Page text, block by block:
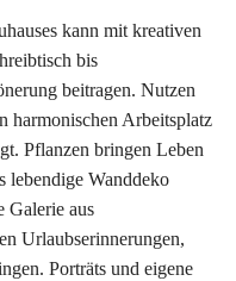
kann mit kreativen
bis
beitragen. Nutzen
harmonischen Arbeitsplatz
Pflanzen bringen Leben
lebendige Wanddeko
Galerie aus
Urlaubserinnerungen,
Porträts und eigene